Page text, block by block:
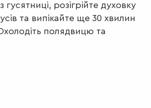
гусятниці, розігрійте духовку
та випікайте ще 30 хвилин
полядвицю та